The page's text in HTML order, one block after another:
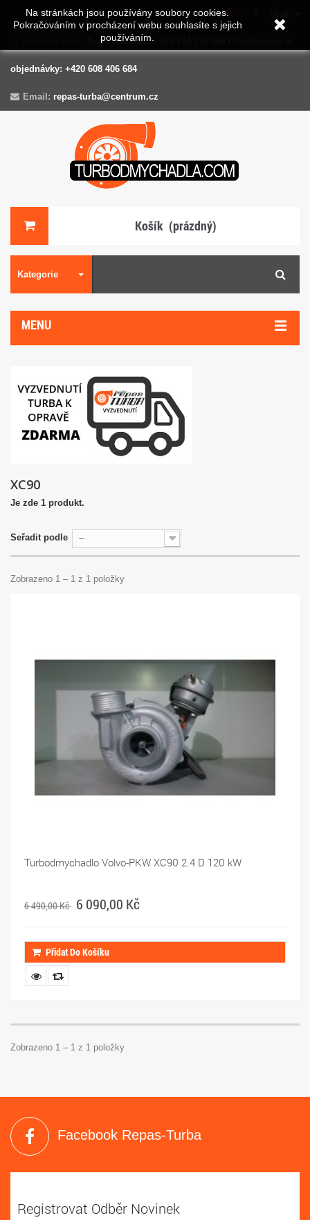
Na stránkách jsou používány soubory cookies.
Pokračováním v procházení webu souhlasíte s jejich
používáním.
Měna : CZK
Tech. podpora: +420 734 735 164 / Dostupnost a
objednávky: +420 608 406 684
Email: repas-turba@centrum.cz
Košík (prázdný)
Kategorie
MENU
XC90
Je zde 1 produkt.
Seřadit podle --
Zobrazeno 1 – 1 z 1 položky
Turbodmychadlo Volvo-PKW XC90 2.4 D 120 kW
6 490,00 Kč 6 090,00 Kč
Přidat Do Košíku
Zobrazeno 1 – 1 z 1 položky
Facebook Repas-Turba
Registrovat Odběr Novinek